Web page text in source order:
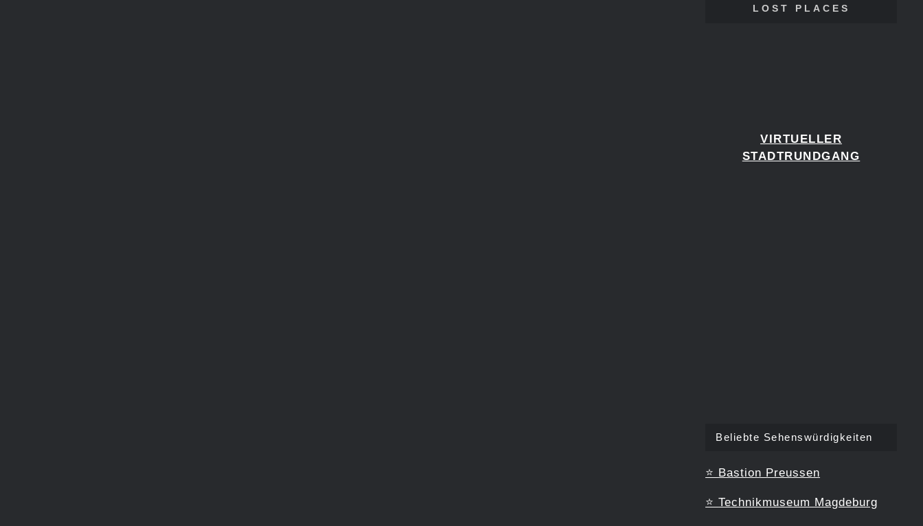
LOST PLACES
VIRTUELLER
STADTRUNDGANG
Beliebte Sehenswürdigkeiten
⭐ Bastion Preussen
⭐Technikmuseum Magdeburg